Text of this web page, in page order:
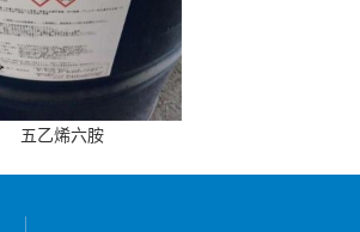
五乙烯六胺